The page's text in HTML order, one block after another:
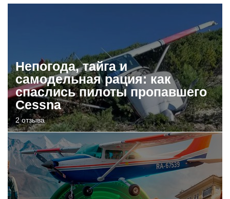
Непогода, тайга и
самодельная рация: как
спаслись пилоты пропавшего
Cessna
2 отзыва